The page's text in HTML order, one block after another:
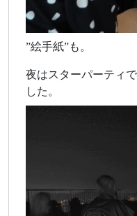
”絵手紙”も。
夜はスターパーティ
した。